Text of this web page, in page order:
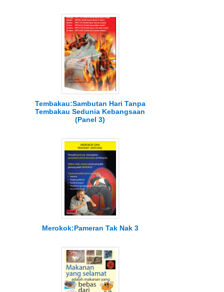
Tembakau:Sambutan Hari Tanpa
Tembakau Sedunia Kebangsaan
(Panel 3)
Merokok:Pameran Tak Nak 3